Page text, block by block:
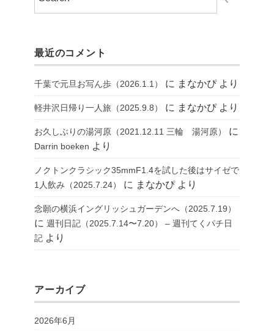
最近のコメント
千葉で元旦お写ん歩（2026.1.1） に まなかぴより
軽井沢日帰り一人旅（2025.9.8） に まなかぴより
お久しぶりの湯河原（2021.12.11 三輪 湯河原） に
Darrin boeken より
ノクトンクラシック35mmF1.4を試した後はサイゼで
1人飲み（2025.7.24）
に まなかぴより
念願の横浜イングリッシュガーデンへ（2025.7.19）
に 週刊日記（2025.7.14〜7.20） – 週刊てくパチ日
記 より
アーカイブ
2026年6月